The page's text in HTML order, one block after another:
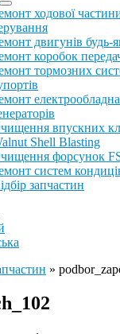
ходової
двигунів будь-
коробок
тормозних
впускних
Shell Blasting
форсунок
систем
запчастин
»